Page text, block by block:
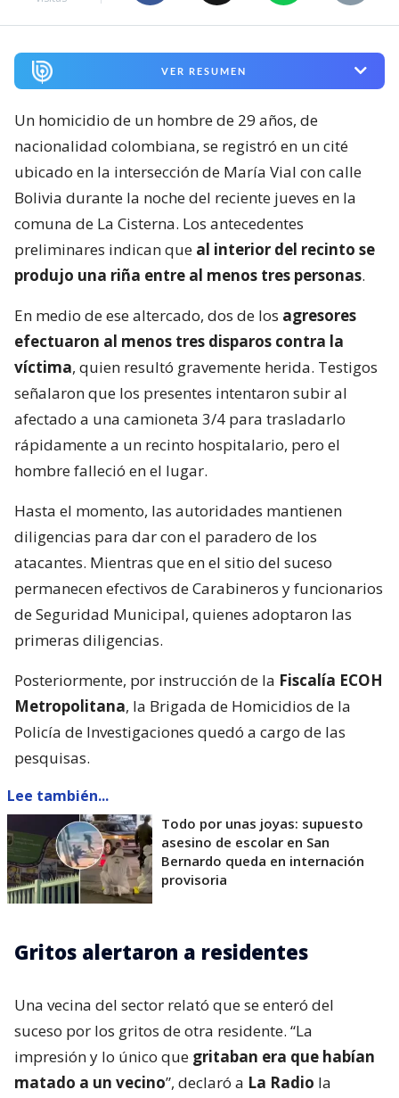
VER RESUMEN
Un homicidio de un hombre de 29 años, de
nacionalidad colombiana, se registró en un cité
ubicado en la intersección de María Vial con calle
Bolivia durante la noche del reciente jueves en la
comuna de La Cisterna. Los antecedentes
preliminares indican que al interior del recinto se
produjo una riña entre al menos tres personas.
En medio de ese altercado, dos de los agresores
efectuaron al menos tres disparos contra la
víctima, quien resultó gravemente herida. Testigos
señalaron que los presentes intentaron subir al
afectado a una camioneta 3/4 para trasladarlo
rápidamente a un recinto hospitalario, pero el
hombre falleció en el lugar.
Hasta el momento, las autoridades mantienen
diligencias para dar con el paradero de los
atacantes. Mientras que en el sitio del suceso
permanecen efectivos de Carabineros y funcionarios
de Seguridad Municipal, quienes adoptaron las
primeras diligencias.
Posteriormente, por instrucción de la Fiscalía ECOH
Metropolitana, la Brigada de Homicidios de la
Policía de Investigaciones quedó a cargo de las
pesquisas.
Lee también...
Todo por unas joyas: supuesto
asesino de escolar en San
Bernardo queda en internación
provisoria
Gritos alertaron a residentes
Una vecina del sector relató que se enteró del
suceso por los gritos de otra residente. “La
impresión y lo único que gritaban era que habían
matado a un vecino”, declaró a La Radio la